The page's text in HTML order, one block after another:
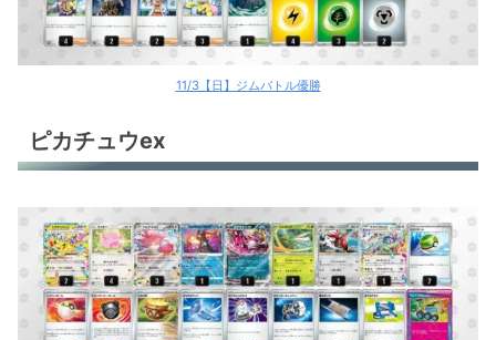
11/3【日】ジムバトル優勝
ピカチュウex